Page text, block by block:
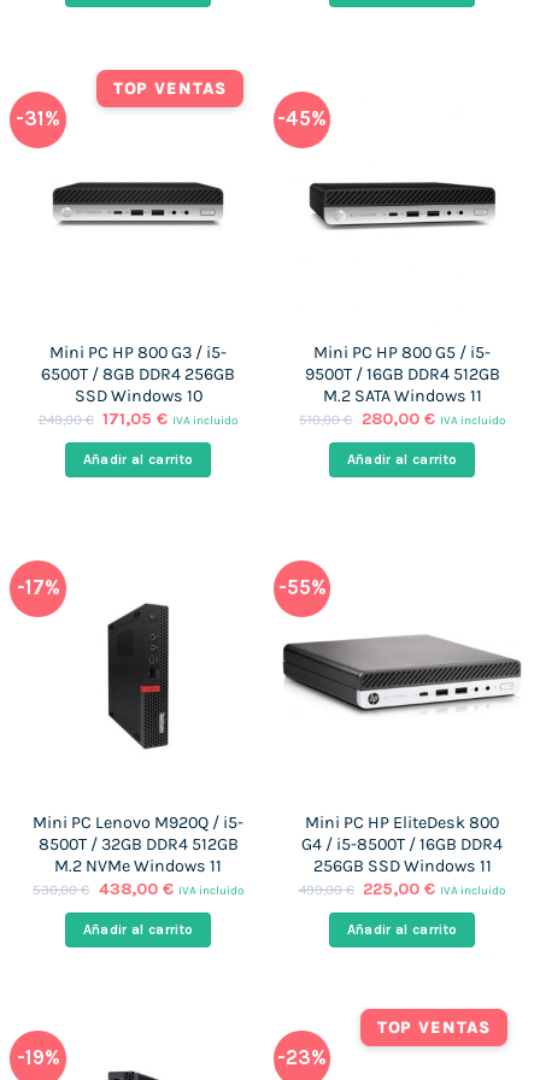
-31%
TOP VENTAS
Mini PC HP 800 G3 / i5-
6500T / 8GB DDR4 256GB
SSD Windows 10
249,00€ El
original
era:
171,05€El
actual
es:
IVA incluido
Añadir al carrito
-45%
Mini PC HP 800 G5 / i5-
9500T / 16GB DDR4 512GB
M.2 SATA Windows 11
510,00€
El
original
era:
280,00 €El
actual
es:
IVA incluido
Añadir al carrito
-17%
Mini PC Lenovo M920Q / i5-
8500T / 32GB DDR4 512GB
M.2 NVMe Windows 11
530,00€ El
original
era:
438,00 €El
actual
es:
IVA incluido
Añadir al carrito
-55%
Mini PC HP EliteDesk 800
G4 / i5-8500T / 16GB DDR4
256GB SSD Windows 11
499,00€ El
original
era:
225,00€El
actual
es:
IVA incluido
Añadir al carrito
-19% -23%
TOP VENTAS